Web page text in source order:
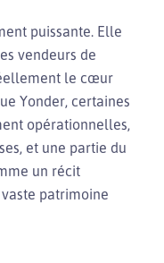
puissante. Elle
vendeurs de
le cœur
Yonder, certaines
opérationnelles,
et une partie du
un récit
vaste patrimoine